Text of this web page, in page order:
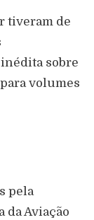
tiveram de
sobre
volumes
pela
da Aviação